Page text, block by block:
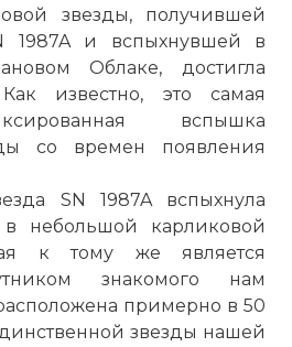
звезды, получившей
1987A и вспыхнувшей в
Облаке, достигла
известно, это самая
вспышка
со времен появления
SN 1987A вспыхнула
в небольшой карликовой
к тому же является
знакомого нам
примерно в 50
звезды нашей